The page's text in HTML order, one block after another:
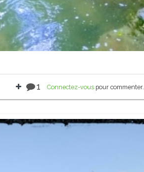
1 Connectez-vous pour commenter.